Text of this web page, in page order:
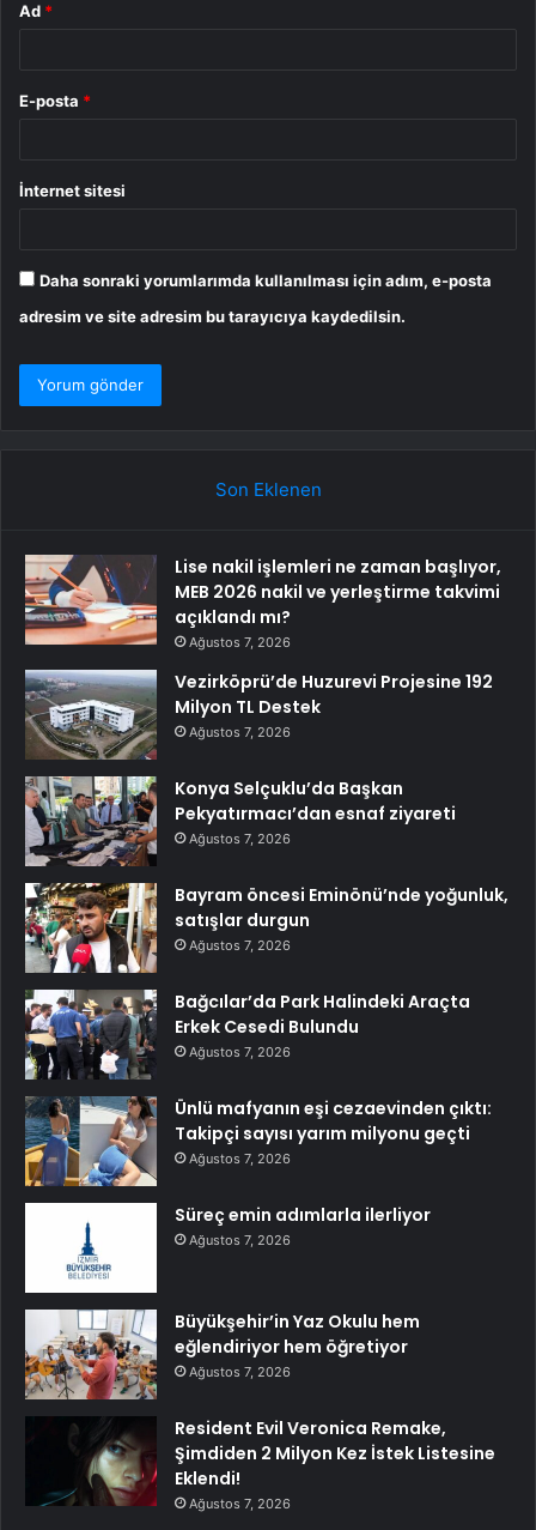
Ad *
E-posta *
İnternet sitesi
Daha sonraki yorumlarımda kullanılması için adım, e-posta
adresim ve site adresim bu tarayıcıya kaydedilsin.
Son Eklenen
Lise nakil işlemleri ne zaman başlıyor,
MEB 2026 nakil ve yerleştirme takvimi
açıklandı mı?
Ağustos 7, 2026
Vezirköprü’de Huzurevi Projesine 192
Milyon TL Destek
Ağustos 7, 2026
Konya Selçuklu’da Başkan
Pekyatırmacı’dan esnaf ziyareti
Ağustos 7, 2026
Bayram öncesi Eminönü’nde yoğunluk,
satışlar durgun
Ağustos 7, 2026
Bağcılar’da Park Halindeki Araçta
Erkek Cesedi Bulundu
Ağustos 7, 2026
Ünlü mafyanın eşi cezaevinden çıktı:
Takipçi sayısı yarım milyonu geçti
Ağustos 7, 2026
Süreç emin adımlarla ilerliyor
Ağustos 7, 2026
Büyükşehir’in Yaz Okulu hem
eğlendiriyor hem öğretiyor
Ağustos 7, 2026
Resident Evil Veronica Remake,
Şimdiden 2 Milyon Kez İstek Listesine
Eklendi!
Ağustos 7, 2026